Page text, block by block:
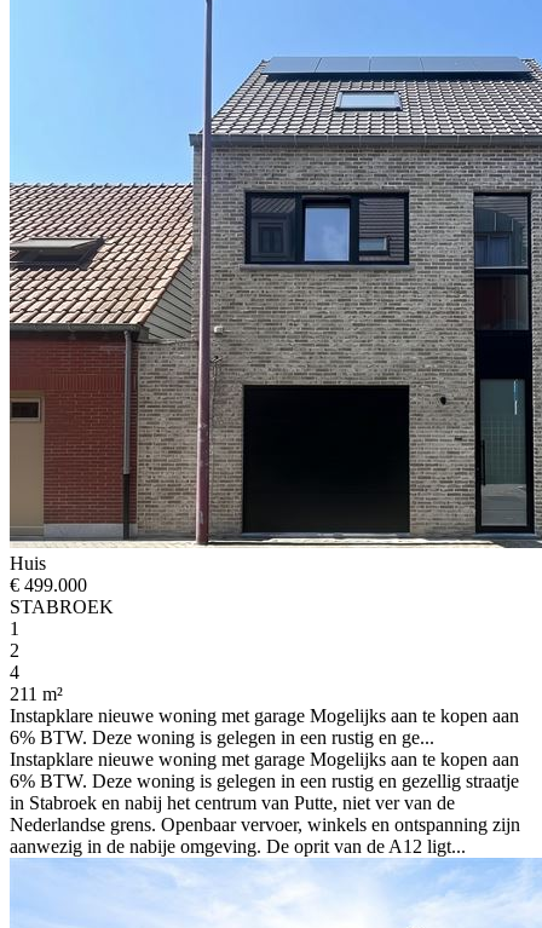
Huis
€ 499.000
STABROEK
1
2
4
211 m²
Instapklare nieuwe woning met garage Mogelijks aan te kopen aan
6% BTW. Deze woning is gelegen in een rustig en ge...
Instapklare nieuwe woning met garage Mogelijks aan te kopen aan
6% BTW. Deze woning is gelegen in een rustig en gezellig straatje
in Stabroek en nabij het centrum van Putte, niet ver van de
Nederlandse grens. Openbaar vervoer, winkels en ontspanning zijn
aanwezig in de nabije omgeving. De oprit van de A12 ligt...